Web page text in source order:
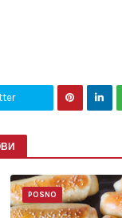
POSNO